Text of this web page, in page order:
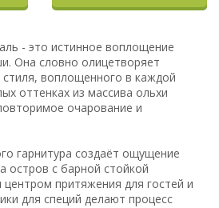
- это истинное воплощение
Она словно олицетворяет
стиля, воплощенного в каждой
оттенках из массива ольхи
очарование и
гарнитура создаёт ощущение
остров с барной стойкой
притяжения для гостей и
для специй делают процесс